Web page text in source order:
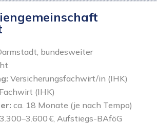
bundesweiter
Versicherungsfachwirt/in (IHK)
Fachwirt (IHK)
ca. 18 Monate (je nach Tempo)
€, Aufstiegs-BAföG